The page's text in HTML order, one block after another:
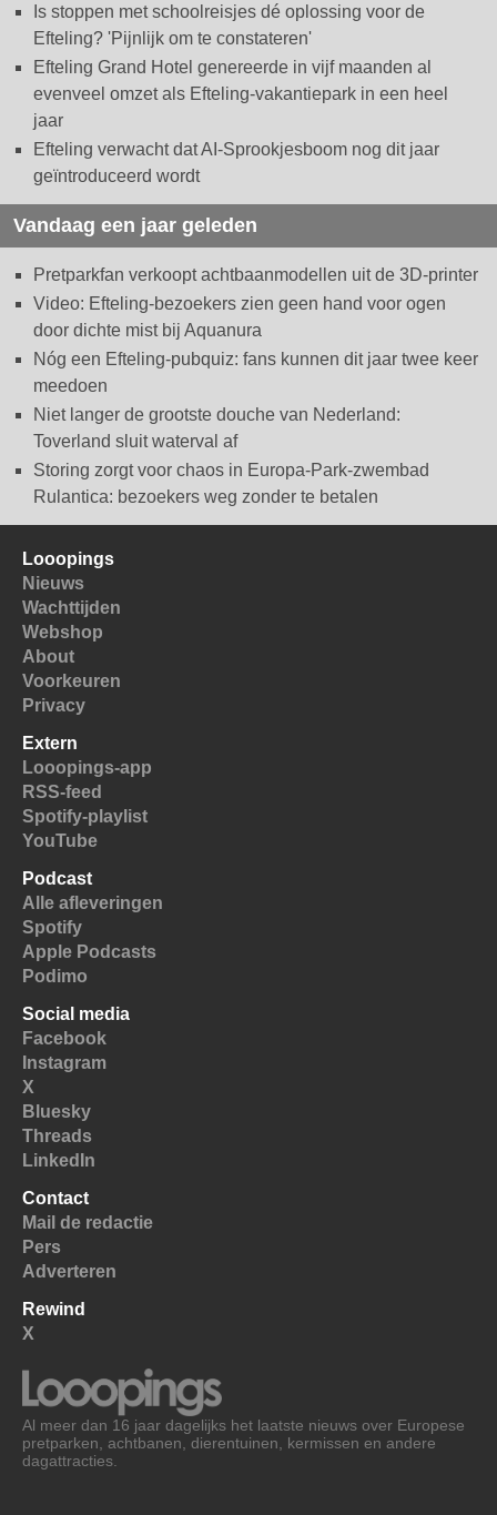
Is stoppen met schoolreisjes dé oplossing voor de
Efteling? 'Pijnlijk om te constateren'
Efteling Grand Hotel genereerde in vijf maanden al
evenveel omzet als Efteling-vakantiepark in een heel
jaar
Efteling verwacht dat AI-Sprookjesboom nog dit jaar
geïntroduceerd wordt
Vandaag een jaar geleden
Pretparkfan verkoopt achtbaanmodellen uit de 3D-printer
Video: Efteling-bezoekers zien geen hand voor ogen
door dichte mist bij Aquanura
Nóg een Efteling-pubquiz: fans kunnen dit jaar twee keer
meedoen
Niet langer de grootste douche van Nederland:
Toverland sluit waterval af
Storing zorgt voor chaos in Europa-Park-zwembad
Rulantica: bezoekers weg zonder te betalen
Looopings
Nieuws
Wachttijden
Webshop
About
Voorkeuren
Privacy
Extern
Looopings-app
RSS-feed
Spotify-playlist
YouTube
Podcast
Alle afleveringen
Spotify
Apple Podcasts
Podimo
Social media
Facebook
Instagram
X
Bluesky
Threads
LinkedIn
Contact
Mail de redactie
Pers
Adverteren
Rewind
X
Al meer dan 16 jaar dagelijks het laatste nieuws over Europese
pretparken, achtbanen, dierentuinen, kermissen en andere
dagattracties.